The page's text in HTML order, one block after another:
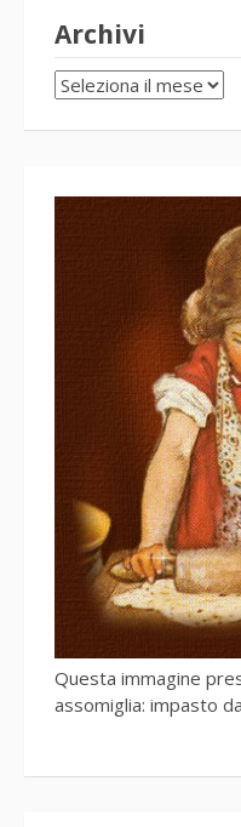
Archivi
Archivi
Questa immagine
assomiglia: impasto